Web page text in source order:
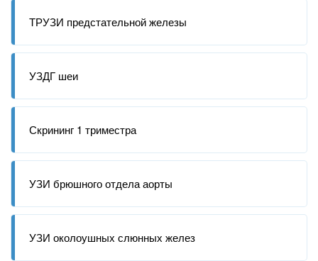
ТРУЗИ предстательной железы
УЗДГ шеи
Скрининг 1 триместра
УЗИ брюшного отдела аорты
УЗИ околоушных слюнных желез